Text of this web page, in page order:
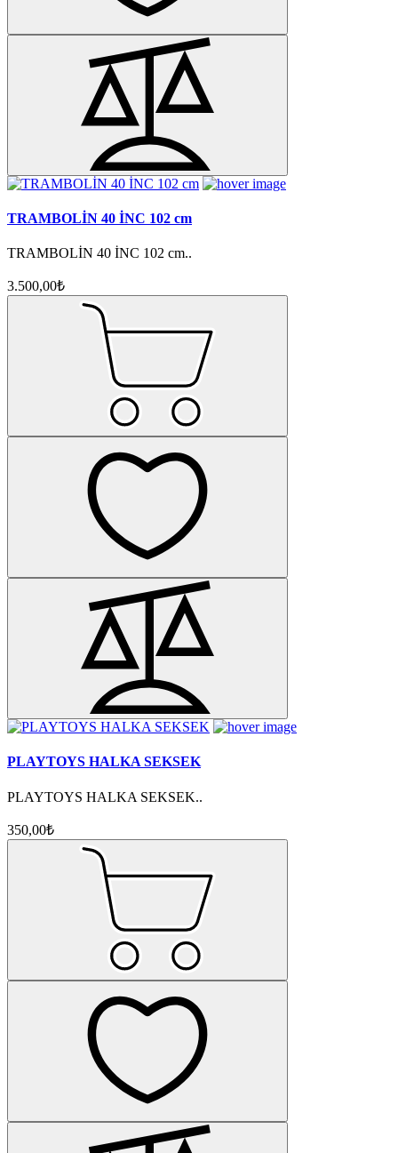
TRAMBOLİN 40 İNC 102 cm
TRAMBOLİN 40 İNC 102 cm..
3.500,00₺
PLAYTOYS HALKA SEKSEK
PLAYTOYS HALKA SEKSEK..
350,00₺